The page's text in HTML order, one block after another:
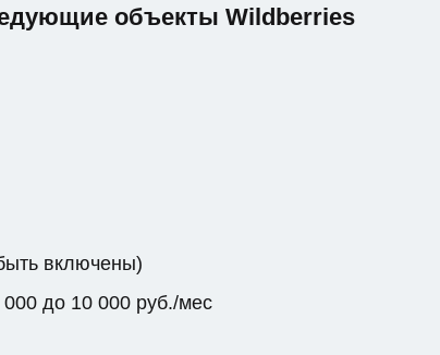
объекты Wildberries
включены)
до 10 000 руб./мес